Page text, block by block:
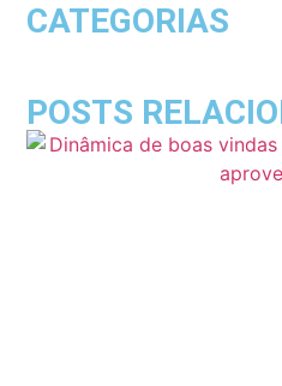
CATEGORIAS
POSTS